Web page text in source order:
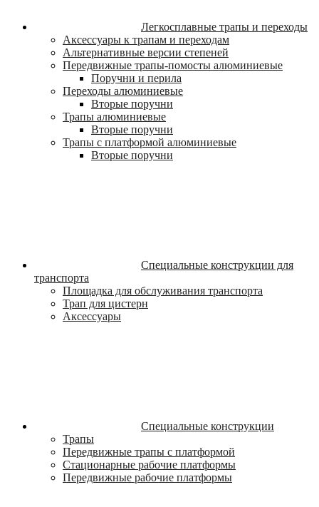
Легкосплавные трапы и переходы
Аксессуары к трапам и переходам
Альтернативные версии степеней
Передвижные трапы-помосты алюминиевые
Поручни и перила
Переходы алюминиевые
Вторые поручни
Трапы алюминиевые
Вторые поручни
Трапы с платформой алюминиевые
Вторые поручни
Специальные конструкции для
транспорта
Площадка для обслуживания транспорта
Трап для цистерн
Аксессуары
Специальные конструкции
Трапы
Передвижные трапы с платформой
Стационарные рабочие платформы
Передвижные рабочие платформы